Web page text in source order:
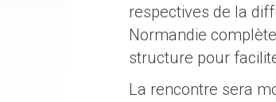
respectives de la
Normandie
structure pour
La rencontre sera